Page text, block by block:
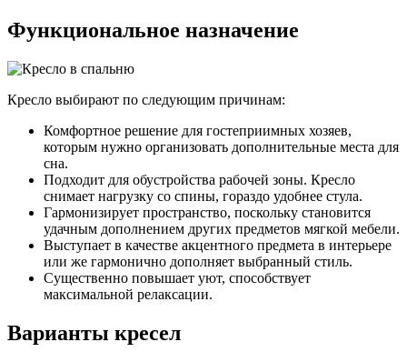
Функциональное назначение
Кресло выбирают по следующим причинам:
Комфортное решение для гостеприимных хозяев,
которым нужно организовать дополнительные места для
сна.
Подходит для обустройства рабочей зоны. Кресло
снимает нагрузку со спины, гораздо удобнее стула.
Гармонизирует пространство, поскольку становится
удачным дополнением других предметов мягкой мебели.
Выступает в качестве акцентного предмета в интерьере
или же гармонично дополняет выбранный стиль.
Существенно повышает уют, способствует
максимальной релаксации.
Варианты кресел